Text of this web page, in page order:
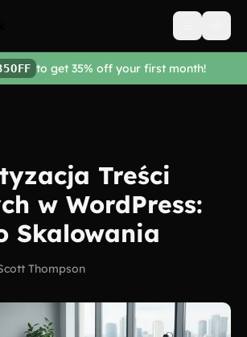
Open
to get 35% off your first month!
Treści
w WordPress:
Skalowania
Thompson